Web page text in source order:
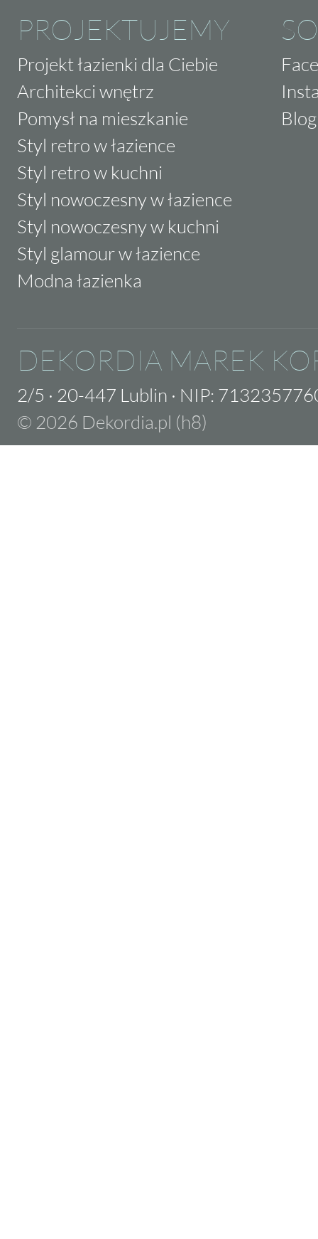
PROJEKTUJEMY
Projekt łazienki dla Ciebie
Architekci wnętrz
Pomysł na mieszkanie
Styl retro w łazience
Styl retro w kuchni
Styl nowoczesny w łazience
Styl nowoczesny w kuchni
Styl glamour w łazience
Modna łazienka
Blog
DEKORDIA MAREK
2/5 · 20-447 Lublin · NIP:
© 2026 Dekordia.pl (h8)